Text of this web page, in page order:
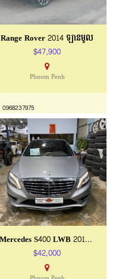
Range Rover 2014 ឡានមូល
$47,900
Phnom Penh
0968237975
Mercedes S400 LWB 2014 ក្រដាសពន្ធ
$42,000